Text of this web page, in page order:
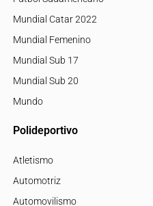
Mundial Catar 2022
Mundial Femenino
Mundial Sub 17
Mundial Sub 20
Mundo
Polideportivo
Atletismo
Automotriz
Automovilismo